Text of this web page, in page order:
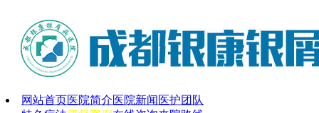
网站首页医院简介医院新闻 医护团队